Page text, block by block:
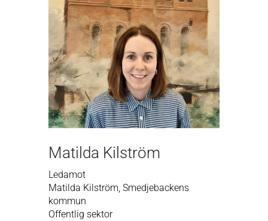
Matilda Kilström
Ledamot
Matilda Kilström, Smedjebackens
kommun
Offentlig sektor